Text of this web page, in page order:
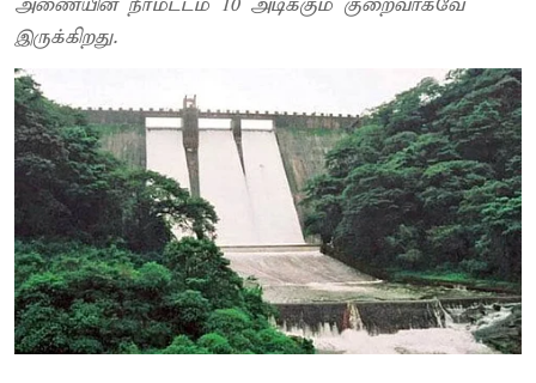
அணையின் நீர்மட்டம் 10 அடிக்கும் குறைவாகவே
இருக்கிறது.